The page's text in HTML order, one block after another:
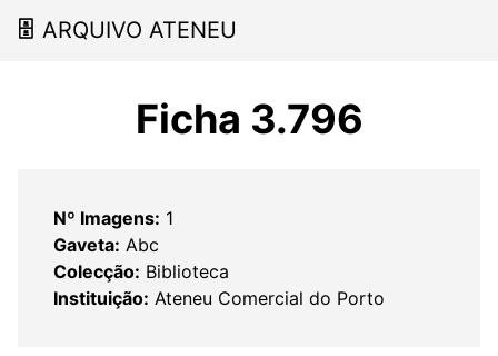
🗄 ARQUIVO ATENEU
Ficha 3.796
Nº Imagens: 1
Gaveta: Abc
Colecção: Biblioteca
Instituição: Ateneu Comercial do Porto